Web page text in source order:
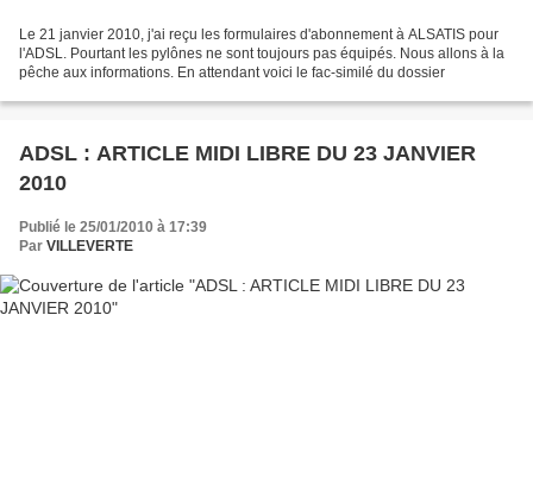
Le 21 janvier 2010, j'ai reçu les formulaires d'abonnement à ALSATIS pour
l'ADSL. Pourtant les pylônes ne sont toujours pas équipés. Nous allons à la
pêche aux informations. En attendant voici le fac-similé du dossier
ADSL : ARTICLE MIDI LIBRE DU 23 JANVIER
2010
Publié le 25/01/2010 à 17:39
Par VILLEVERTE